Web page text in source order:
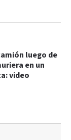
luego de
en un
video